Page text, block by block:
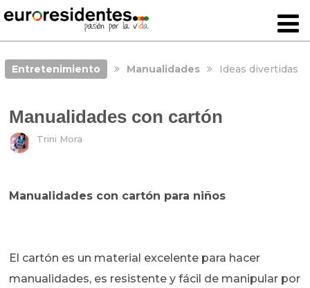
Entretenimiento Manualidades Ideas divertidas
Manualidades con cartón
Trini Mora
Manualidades con cartón para niños
El cartón es un material excelente para hacer
manualidades, es resistente y fácil de manipular por